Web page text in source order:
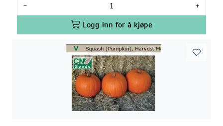
-
+
Logg inn for å kjøpe